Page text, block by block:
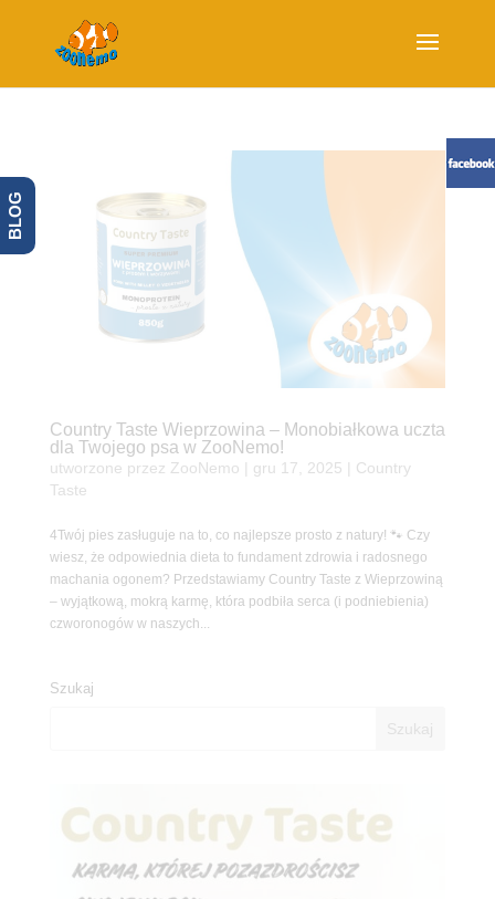
Country Taste Wieprzowina – Monobiałkowa uczta
dla Twojego psa w ZooNemo!
utworzone przez ZooNemo gru 17, 2025
Country
Taste
4Twój pies zasługuje na to, co najlepsze prosto z natury! 🐾 Czy
wiesz, że odpowiednia dieta to fundament zdrowia i radosnego
machania ogonem? Przedstawiamy Country Taste z Wieprzowiną
– wyjątkową, mokrą karmę, która podbiła serca (i podniebienia)
czworonogów w naszych...
Szukaj
BLOG